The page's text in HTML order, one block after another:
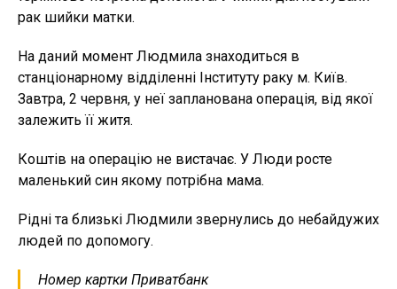
рак шийки матки.
На даний момент Людмила знаходиться в
станціонарному відділенні Інституту раку м. Київ.
Завтра, 2 червня, у неї запланована операція, від якої
залежить її житя.
Коштів на операцію не вистачає. У Люди росте
маленький син якому потрібна мама.
Рідні та близькі Людмили звернулись до небайдужих
людей по допомогу.
Номер картки Приватбанк